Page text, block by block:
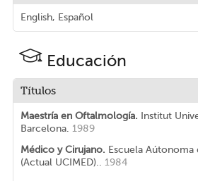
English, Español
Educación
Títulos
Maestría en Oftalmología.
Institut
Barcelona. 1989
Médico y Cirujano. Escuela Aútonoma
(Actual UCIMED).. 1984